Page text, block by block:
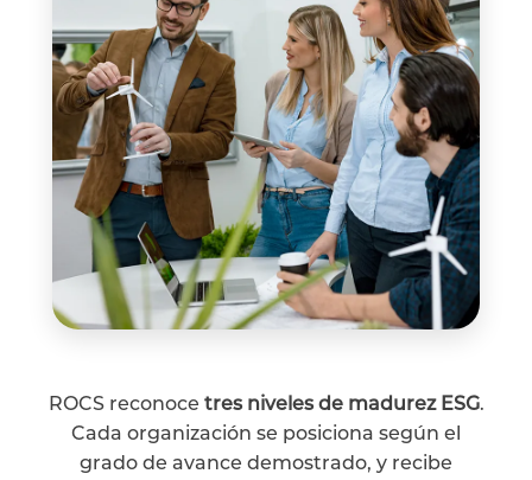
ROCS reconoce tres niveles de madurez ESG.
Cada organización se posiciona según el
grado de avance demostrado, y recibe